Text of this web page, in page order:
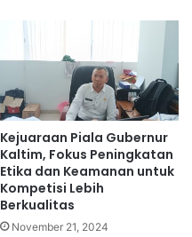
Kejuaraan Piala Gubernur
Kaltim, Fokus Peningkatan
Etika dan Keamanan untuk
Kompetisi Lebih
Berkualitas
November 21, 2024